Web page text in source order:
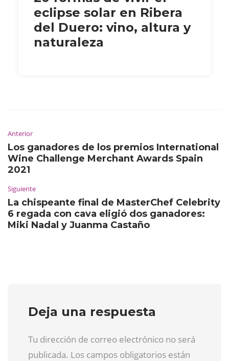
eclipse solar en Ribera
del Duero: vino, altura y
naturaleza
Anterior
Los ganadores de los premios International
Wine Challenge Merchant Awards Spain
2021
Siguiente
La chispeante final de MasterChef Celebrity
6 regada con cava eligió dos ganadores:
Miki Nadal y Juanma Castaño
Deja una respuesta
Tu dirección de correo electrónico no será
publicada. Los campos obligatorios están